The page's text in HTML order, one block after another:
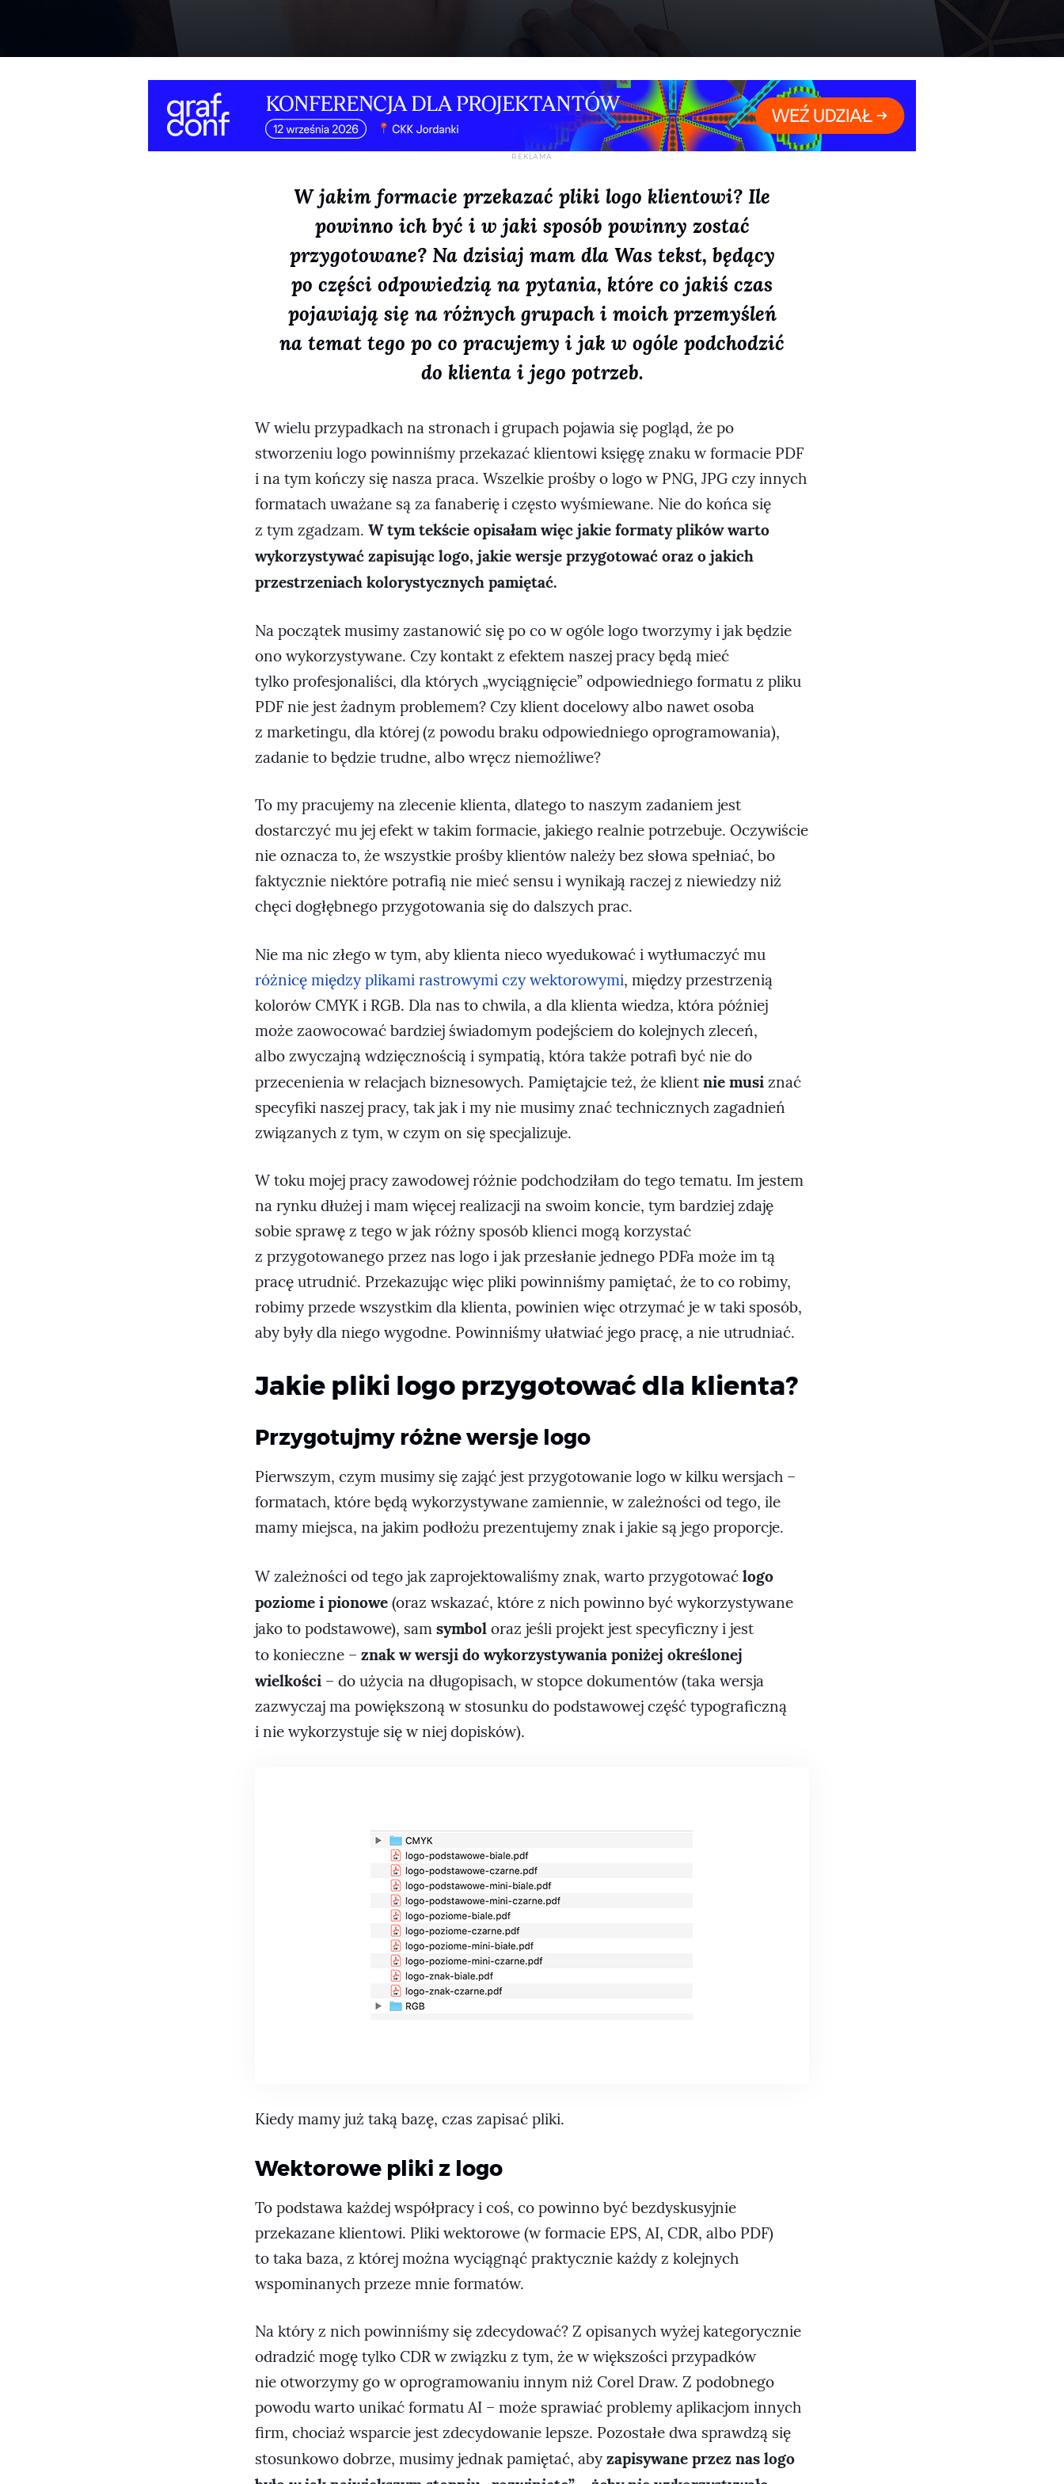
W jakim formacie przekazać pliki logo klientowi? Ile
powinno ich być i w jaki sposób powinny zostać
przygotowane? Na dzisiaj mam dla Was tekst, będący
po części odpowiedzią na pytania, które co jakiś czas
pojawiają się na różnych grupach i moich przemyśleń
na temat tego po co pracujemy i jak w ogóle podchodzić
do klienta i jego potrzeb.
W wielu przypadkach na stronach i grupach pojawia się pogląd, że po
stworzeniu logo powinniśmy przekazać klientowi księgę znaku w formacie PDF
i na tym kończy się nasza praca. Wszelkie prośby o logo w PNG, JPG czy innych
formatach uważane są za fanaberię i często wyśmiewane. Nie do końca się
z tym zgadzam. W tym tekście opisałam więc jakie formaty plików warto
wykorzystywać zapisując logo, jakie wersje przygotować oraz o jakich
przestrzeniach kolorystycznych pamiętać.
Na początek musimy zastanowić się po co w ogóle logo tworzymy i jak będzie
ono wykorzystywane. Czy kontakt z efektem naszej pracy będą mieć
tylko profesjonaliści, dla których „wyciągnięcie” odpowiedniego formatu z pliku
PDF nie jest żadnym problemem? Czy klient docelowy albo nawet osoba
z marketingu, dla której (z powodu braku odpowiedniego oprogramowania),
zadanie to będzie trudne, albo wręcz niemożliwe?
To my pracujemy na zlecenie klienta, dlatego to naszym zadaniem jest
dostarczyć mu jej efekt w takim formacie, jakiego realnie potrzebuje. Oczywiście
nie oznacza to, że wszystkie prośby klientów należy bez słowa spełniać, bo
faktycznie niektóre potrafią nie mieć sensu i wynikają raczej z niewiedzy niż
chęci dogłębnego przygotowania się do dalszych prac.
Nie ma nic złego w tym, aby klienta nieco wyedukować i wytłumaczyć mu
różnicę między plikami rastrowymi czy wektorowymi, między przestrzenią
kolorów CMYK i RGB. Dla nas to chwila, a dla klienta wiedza, która później
może zaowocować bardziej świadomym podejściem do kolejnych zleceń,
albo zwyczajną wdzięcznością i sympatią, która także potrafi być nie do
przecenienia w relacjach biznesowych. Pamiętajcie też, że klientnie musi znać
specyfiki naszej pracy, tak jak i my nie musimy znać technicznych zagadnień
związanych z tym, w czym on się specjalizuje.
W toku mojej pracy zawodowej różnie podchodziłam do tego tematu. Im jestem
na rynku dłużej i mam więcej realizacji na swoim koncie, tym bardziej zdaję
sobie sprawę z tego w jak różny sposób klienci mogą korzystać
z przygotowanego przez nas logo i jak przesłanie jednego PDFa może im tą
pracę utrudnić. Przekazując więc pliki powinniśmy pamiętać, że to co robimy,
robimy przede wszystkim dla klienta, powinien więc otrzymać je w taki sposób,
aby były dla niego wygodne. Powinniśmy ułatwiać jego pracę, a nie utrudniać.
Jakie pliki logo przygotować dla klienta?
Przygotujmy różne wersje logo
Pierwszym, czym musimy się zająć jest przygotowanie logo w kilku wersjach –
formatach, które będą wykorzystywane zamiennie, w zależności od tego, ile
mamy miejsca, na jakim podłożu prezentujemy znak i jakie są jego proporcje.
W zależności od tego jak zaprojektowaliśmy znak, warto przygotować logo
poziome i pionowe (oraz wskazać, które z nich powinno być wykorzystywane
jako to podstawowe), sam symbol oraz jeśli projekt jest specyficzny i jest
to konieczne – znak w wersji do wykorzystywania poniżej określonej
wielkości – do użycia na długopisach, w stopce dokumentów (taka wersja
zazwyczaj ma powiększoną w stosunku do podstawowej część typograficzną
i nie wykorzystuje się w niej dopisków).
Kiedy mamy już taką bazę, czas zapisać pliki.
Wektorowe pliki z logo
To podstawa każdej współpracy i coś, co powinno być bezdyskusyjnie
przekazane klientowi. Pliki wektorowe (w formacie EPS, AI, CDR, albo PDF)
to taka baza, z której można wyciągnąć praktycznie każdy z kolejnych
wspominanych przeze mnie formatów.
Na który z nich powinniśmy się zdecydować? Z opisanych wyżej kategorycznie
odradzić mogę tylko CDR w związku z tym, że w większości przypadków
nie otworzymy go w oprogramowaniu innym niż Corel Draw. Z podobnego
powodu warto unikać formatu AI – może sprawiać problemy aplikacjom innych
firm, chociaż wsparcie jest zdecydowanie lepsze. Pozostałe dwa sprawdzą się
stosunkowo dobrze, musimy jednak pamiętać, aby zapisywane przez nas logo